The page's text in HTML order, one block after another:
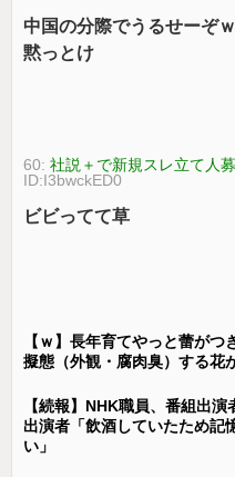
中国の分際でうるせーぞｗ
黙っとけ
60:社説＋で新規スレ立て人
ID:I3bwckED0
ビビってて草
【ｗ】長年育てやっと蕾が
擬態（外観・腐肉臭）する花
【続報】NHK職員、番組出
出演者「飲酒していたため記
い」